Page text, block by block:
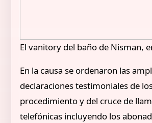
El vanitory del baño de Nisman,
En la causa se ordenaron las
declaraciones testimoniales de
procedimiento y del cruce de
telefónicas incluyendo los